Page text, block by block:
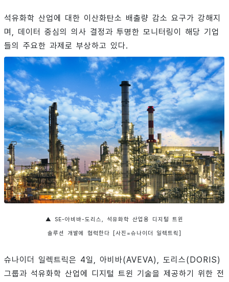
석유화학 산업에 대한 이산화탄소 배출량 감소 요구가 강해지
며, 데이터 중심의 의사 결정과 투명한 모니터링이 해당 기업
들의 주요한 과제로 부상하고 있다.
▲ SE-아비바-도리스, 석유화학 산업용 디지털 트윈
솔루션 개발에 협력한다 [사진=슈나이더 일렉트릭]
슈나이더 일렉트릭은 4일, 아비바(AVEVA), 도리스(DORIS)
그룹과 석유화학 산업에 디지털 트윈 기술을 제공하기 위한 전